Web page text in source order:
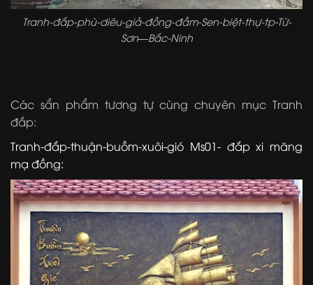
Tranh-đắp-phù-diêu-giả-đồng-đầm-Sen-biệt-thự-tp-Từ-
Sơn—Bắc-Ninh
Các sẩn phẩm tương tự cùng chuyên mục Tranh
đắp:
Tranh-đắp-thuận-buồm-xuôi-gió Ms01- đắp xi măng
mạ đồng: